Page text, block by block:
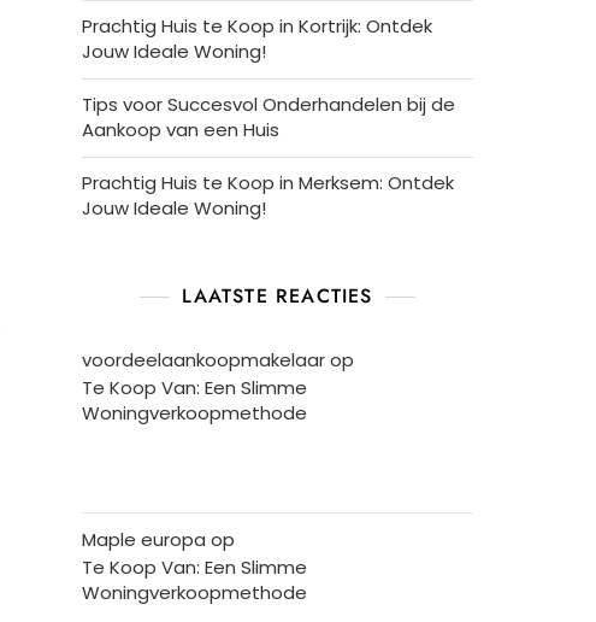
Prachtig Huis te Koop in Kortrijk: Ontdek
Jouw Ideale Woning!
Tips voor Succesvol Onderhandelen bij de
Aankoop van een Huis
Prachtig Huis te Koop in Merksem: Ontdek
Jouw Ideale Woning!
LAATSTE REACTIES
voordeelaankoopmakelaarop
Te Koop Van: Een Slimme
Woningverkoopmethode
Maple europa op
Te Koop Van: Een Slimme
Woningverkoopmethode